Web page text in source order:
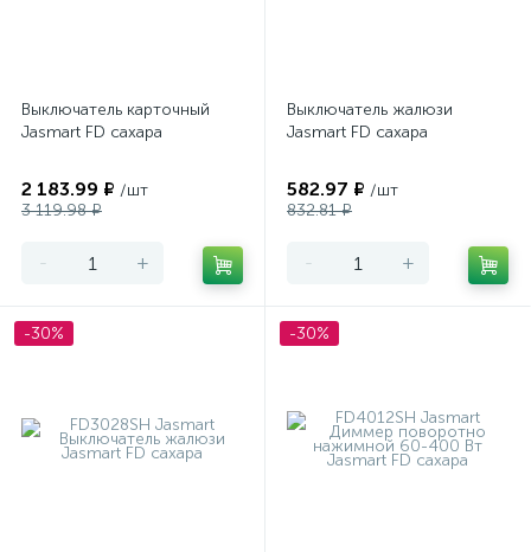
Выключатель карточный
Jasmart FD сахара
2 183.99 ₽ /шт
3 119.98 ₽
- +
Выключатель жалюзи
Jasmart FD сахара
582.97 ₽ /шт
832.81 ₽
- +
-30% -30%